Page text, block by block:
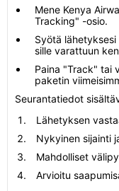
Mene Kenya
Tracking" -osio.
Syötä
sille varattuun
Paina "Track" tai
paketin
Seurantatiedot
Lähetyksen
Nykyinen sijainti
Mahdolliset
Arvioitu